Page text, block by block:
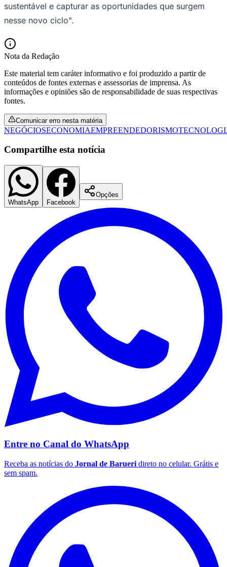
Santos
Flamengo
sustentável e capturar as oportunidades que surgem
nesse novo ciclo".
Nota da Redação
Este material tem caráter informativo e foi produzido a partir de
conteúdos de fontes externas e assessorias de imprensa. As
informações e opiniões são de responsabilidade de suas respectivas
fontes.
Comunicar erro nesta matéria
NEGÓCIOSECONOMIAEMPREENDEDORISMO
Compartilhe esta notícia
WhatsApp Facebook
Opções
Entre no Canal do WhatsApp
Receba as notícias do Jornal de Barueri direto no celular. Grátis e
sem spam.